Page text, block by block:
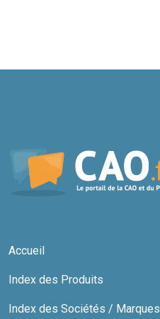
Accueil
Index des Produits
Index des Sociétés / Marques